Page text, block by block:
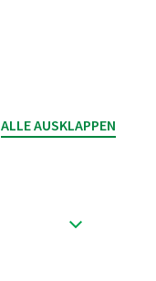
ALLE AUSKLAPPEN